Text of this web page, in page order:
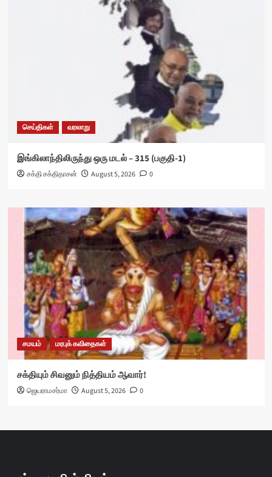
செய்திகள் வரலாறு
இங்கிலாந்திலிருந்து ஒரு மடல் – 315 (பகுதி-1)
சக்தி சக்திதாசன் August 5, 2026 0
சமயம் மரபுக் கவிதைகள்
சக்தியும் சிவனும் நித்தியம் ஆவார்!
ஜெயராமசர்மா August 5, 2026 0